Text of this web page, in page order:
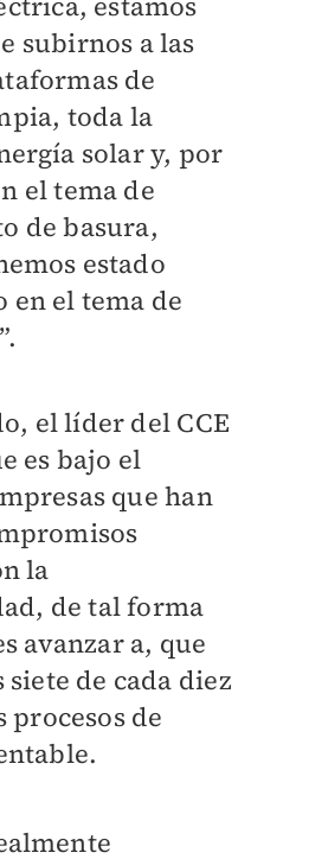
subirnos a las
de
toda la
solar y, por
el tema de
de basura,
estado
en el tema de
el líder del CCE
es bajo el
que han
la
de tal forma
avanzar a, que
de cada diez
procesos de